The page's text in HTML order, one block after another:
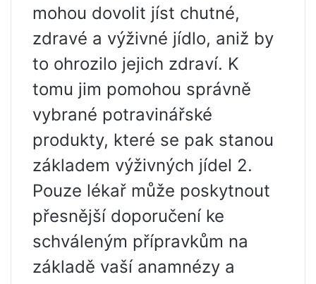
mohou dovolit jíst chutné,
zdravé a výživné jídlo, aniž by
to ohrozilo jejich zdraví. K
tomu jim pomohou správně
vybrané potravinářské
produkty, které se pak stanou
základem výživných jídel 2.
Pouze lékař může poskytnout
přesnější doporučení ke
schváleným přípravkům na
základě vaší anamnézy a